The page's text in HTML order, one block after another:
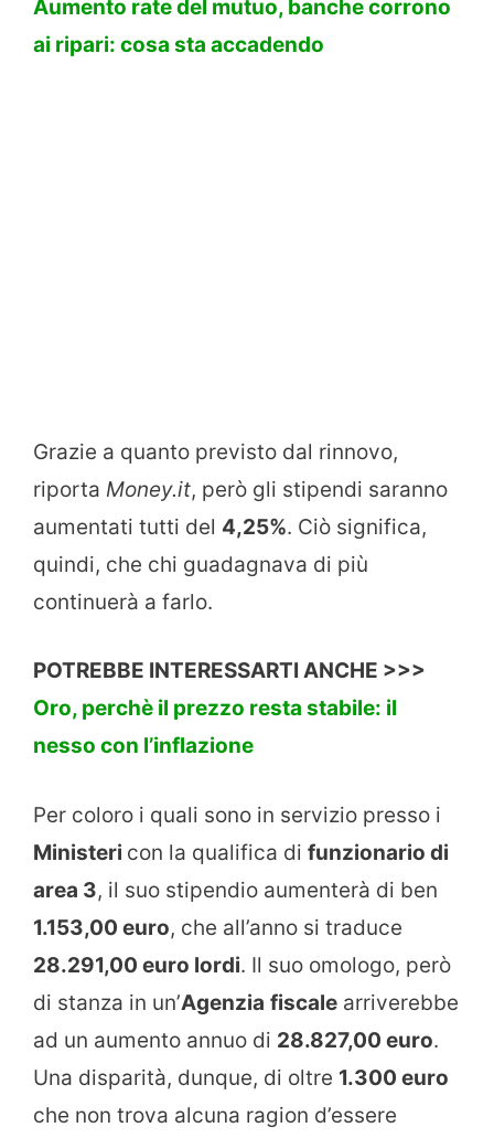
Aumento rate del mutuo, banche corrono
ai ripari: cosa sta accadendo
Grazie a quanto previsto dal rinnovo,
riporta Money.it, però gli stipendi saranno
aumentati tutti del 4,25%. Ciò significa,
quindi, che chi guadagnava di più
continuerà a farlo.
POTREBBE INTERESSARTI ANCHE >>>
Oro, perchè il prezzo resta stabile: il
nesso con l’inflazione
Per coloro i quali sono in servizio presso i
Ministeri con la qualifica di funzionario di
area 3, il suo stipendio aumenterà di ben
1.153,00 euro, che all’anno si traduce
28.291,00 euro lordi. Il suo omologo, però
di stanza in un’Agenzia fiscale arriverebbe
ad un aumento annuo di 28.827,00 euro.
Una disparità, dunque, di oltre 1.300 euro
che non trova alcuna ragion d’essere